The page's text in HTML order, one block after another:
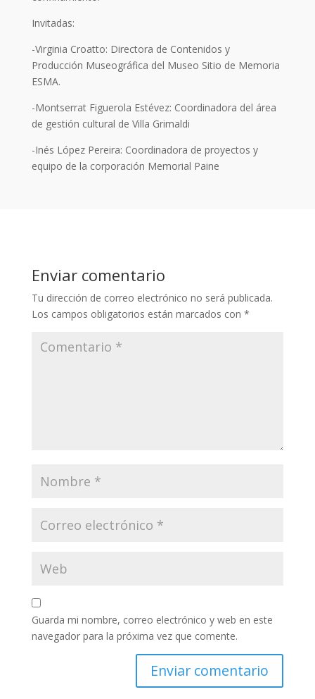
Invitadas:
-Virginia Croatto: Directora de Contenidos y
Producción Museográfica del Museo Sitio de Memoria
ESMA.
-Montserrat Figuerola Estévez: Coordinadora del área
de gestión cultural de Villa Grimaldi
-Inés López Pereira: Coordinadora de proyectos y
equipo de la corporación Memorial Paine
Enviar comentario
Tu dirección de correo electrónico no será publicada.
Los campos obligatorios están marcados con *
Guarda mi nombre, correo electrónico y web en este
navegador para la próxima vez que comente.
Enviar comentario